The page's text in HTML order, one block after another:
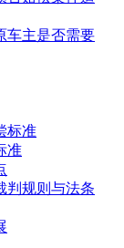
车主是否需要
标准
准
判规则与法条